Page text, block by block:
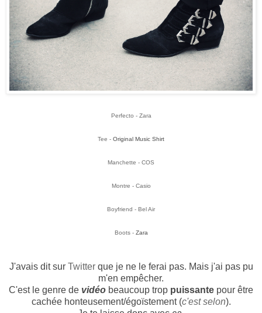
Perfecto - Zara
Tee - Original Music Shirt
Manchette - COS
Montre - Casio
Boyfriend - Bel Air
Boots - Zara
J'avais dit sur Twitterque je ne le ferai pas. Mais j'ai pas pu
m'en empêcher.
C'est le genre de vidéo beaucoup trop puissante pour être
cachée honteusement/égoïstement (c'est selon).